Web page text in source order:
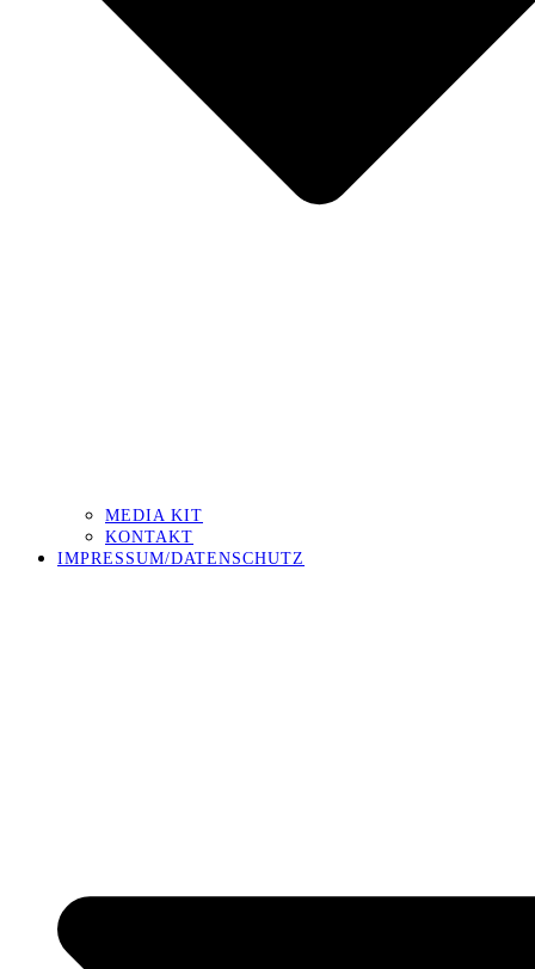
MEDIA KIT
KONTAKT
IMPRESSUM/DATENSCHUTZ